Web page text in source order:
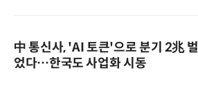
中 통신사, 'AI 토큰'으로 분기 2兆 벌
었다…한국도 사업화 시동